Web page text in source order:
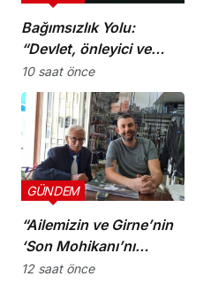
Bağımsızlık Yolu:
“Devlet, önleyici ve
koruyucu
sorumluluklarını yerine
getirmeli”
10 saat önce
“Ailemizin ve Girne’nin
‘Son Mohikanı’nı
kaybettik”
GÜNDEM
12 saat önce